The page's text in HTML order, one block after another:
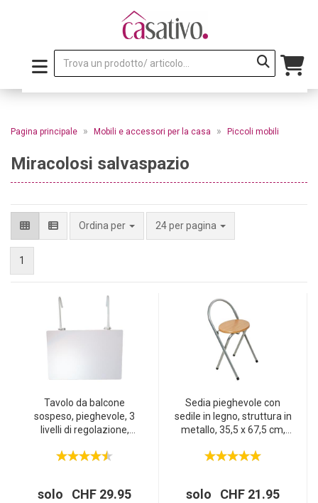
Pagina principale » Mobili e accessori per la casa » Piccoli mobili
Miracolosi salvaspazio
Ordina per 24 per pagina
1
Tavolo da balcone
sospeso, pieghevole, 3
livelli di regolazione,
solo CHF 29.95
Sedia pieghevole con
sedile in legno, struttura in
metallo, 35,5 x 67,5 cm,
solo CHF 21.95